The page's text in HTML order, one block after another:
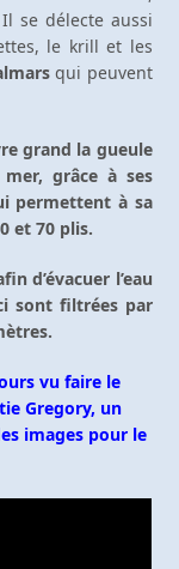
se délecte aussi
le krill et les
qui peuvent
grand la gueule
grâce à ses
permettent à sa
et 70 plis.
d’évacuer l’eau
sont filtrées par
vu faire le
Gregory, un
images pour le